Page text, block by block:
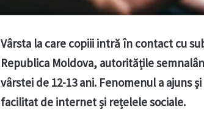
Vârsta la care copiii intră în contact cu
Republica Moldova, autoritățile
vârstei de 12-13 ani. Fenomenul a ajuns
facilitat de internet și rețelele sociale.